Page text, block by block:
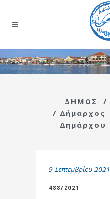
ΔΗΜΟΣ /
/ Δήμαρχος
Δημάρχου
9 Σεπτεμβρίου 2021
488/2021